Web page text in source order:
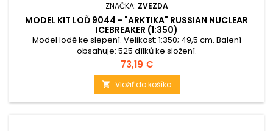
ZNAČKA: ZVEZDA
MODEL KIT LOĎ 9044 - "ARKTIKA" RUSSIAN NUCLEAR
ICEBREAKER (1:350)
Model lodě ke slepení. Velikost: 1:350; 49,5 cm. Balení
obsahuje: 525 dílků ke složení.
Cena
73,19 €
 Vložiť do košíka